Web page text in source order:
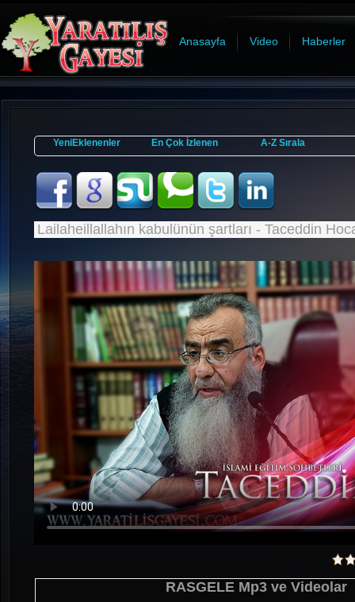
Anasayfa Video Haberler
YeniEklenenler En Çok İzlenen A-Z Sırala
Lailaheillallahın kabulünün şartları - Taceddin
RASGELE Mp3 ve Videolar